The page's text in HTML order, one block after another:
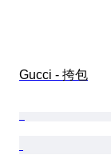
Gucci - 挎包